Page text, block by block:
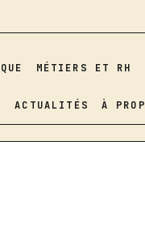
MÉTIERS ET RH
ACTUALITÉS À